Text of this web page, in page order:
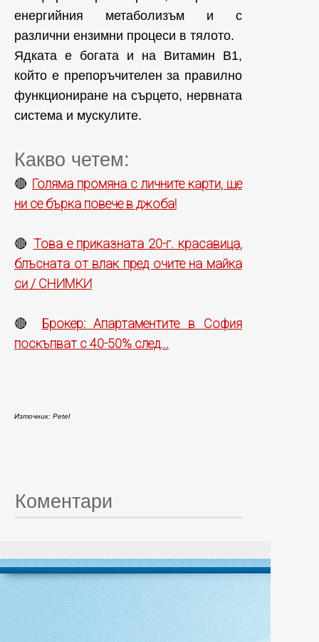
енергийния метаболизъм и с
различни ензимни процеси в тялото.
Ядката е богата и на Витамин B1,
който е препоръчителен за правилно
функциониране на сърцето, нервната
система и мускулите.
Какво четем:
🔴 Голяма промяна с личните карти, ще
ни се бърка повече в джоба!
🔴 Това е приказната 20-г. красавица,
блъсната от влак пред очите на майка
си / СНИМКИ
🔴 Брокер: Апартаментите в София
поскъпват с 40-50% след...
Източник: Petel
Коментари